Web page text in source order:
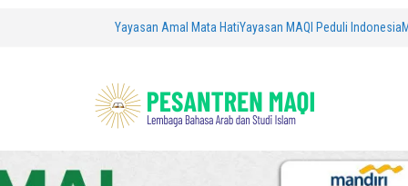
Yayasan Amal Mata HatiYayasan MAQI Peduli Indonesia